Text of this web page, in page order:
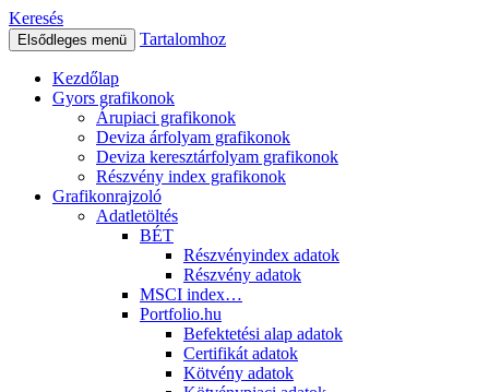
Keresés
Elsődleges menü Tartalomhoz
Kezdőlap
Gyors grafikonok
Árupiaci grafikonok
Deviza árfolyam grafikonok
Deviza keresztárfolyam grafikonok
Részvény index grafikonok
Grafikonrajzoló
Adatletöltés
BÉT
Részvényindex adatok
Részvény adatok
MSCI index…
Portfolio.hu
Befektetési alap adatok
Certifikát adatok
Kötvény adatok